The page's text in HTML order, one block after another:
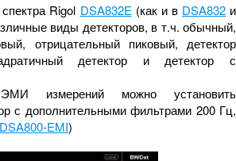
Rigol DSA832E (как и в DSA832и
виды детекторов, в т.ч. обычный,
отрицательный пиковый, детектор
детектор и детектор с
измерений можно установить
с дополнительными фильтрами 200 Гц,
DSA800-EMI)